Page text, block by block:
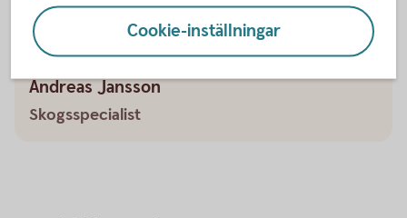
Andreas Jansson
Skogsspecialist
Cookie-inställningar